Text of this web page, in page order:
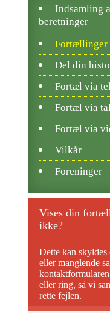
Indsamling
beretninger
Fortællinger
Del din
Fortæl via
Fortæl via
Fortæl via
Vilkår
Foreninger
Vises din
ikke?
Dette kan skyldes
eller manglende
eller ring, så vi
rette fejlen.